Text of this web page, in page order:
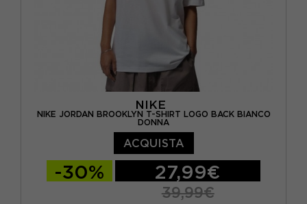
NIKE
NIKE JORDAN BROOKLYN T-SHIRT LOGO BACK BIANCO
DONNA
ACQUISTA
-30% 27,99€
39,99€